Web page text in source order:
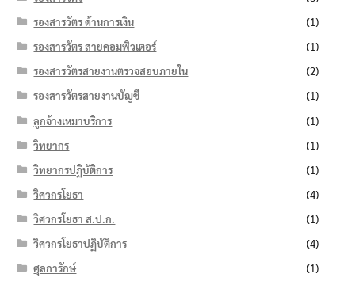
รองสารวัตร ด้านการเงิน
(1)
รองสารวัตร สายคอมพิวเตอร์
(1)
รองสารวัตรสายงานตรวจสอบภายใน
(2)
รองสารวัตรสายงานบัญชี
(1)
ลูกจ้างเหมาบริการ
(1)
วิทยากร
(1)
วิทยากรปฏิบัติการ
(1)
วิศวกรโยธา
(4)
วิศวกรโยธา ส.ป.ก.
(1)
วิศวกรโยธาปฏิบัติการ
(4)
ศุลการักษ์
(1)